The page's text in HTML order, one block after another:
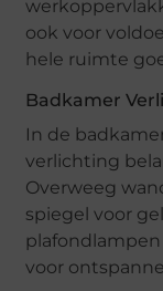
ook voor
hele ruimte
Badkamer
In de
verlichting
Overweeg
spiegel voor
voor